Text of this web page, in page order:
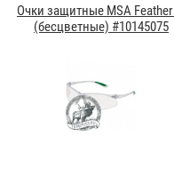
Очки защитные MSA
(бесцветные) #10145075